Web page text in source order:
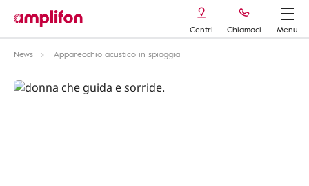
Centri Chiamaci
Menu
News
Apparecchio acustico in spiaggia